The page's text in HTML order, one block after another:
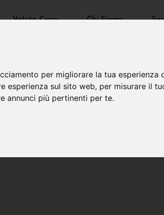
per migliorare la tua esperienza
esperienza sul sito web, per misurare il
annunci più pertinenti per te.
Valuta Casa Chi Siamo